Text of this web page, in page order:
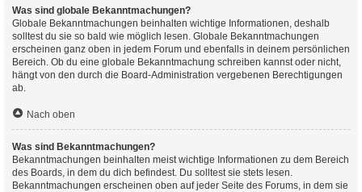
Was sind globale Bekanntmachungen?
Globale Bekanntmachungen beinhalten wichtige Informationen, deshalb
solltest du sie so bald wie möglich lesen. Globale Bekanntmachungen
erscheinen ganz oben in jedem Forum und ebenfalls in deinem persönlichen
Bereich. Ob du eine globale Bekanntmachung schreiben kannst oder nicht,
hängt von den durch die Board-Administration vergebenen Berechtigungen
ab.
Nach oben
Was sind Bekanntmachungen?
Bekanntmachungen beinhalten meist wichtige Informationen zu dem Bereich
des Boards, in dem du dich befindest. Du solltest sie stets lesen.
Bekanntmachungen erscheinen oben auf jeder Seite des Forums, in dem sie